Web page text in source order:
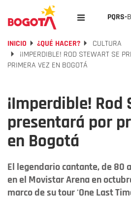
PQRS-
INICIO ¿QUÉ HACER?
CULTURA
¡IMPERDIBLE! ROD STEWART SE
PRIMERA VEZ EN BOGOTÁ
¡Imperdible! Rod
presentará por
en Bogotá
El legendario cantante, de 80
en el Movistar Arena en
marco de su tour 'One Last